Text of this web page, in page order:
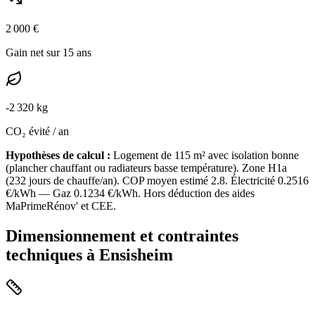
2 000 €
Gain net sur 15 ans
-2 320 kg
CO₂ évité / an
Hypothèses de calcul : Logement de 115 m² avec isolation bonne
(plancher chauffant ou radiateurs basse température). Zone H1a
(232 jours de chauffe/an). COP moyen estimé 2.8. Électricité 0.2516
€/kWh — Gaz 0.1234 €/kWh. Hors déduction des aides
MaPrimeRénov' et CEE.
Dimensionnement et contraintes
techniques à Ensisheim